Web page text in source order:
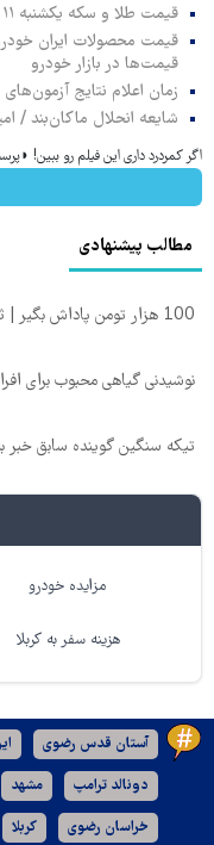
قیمت طلا و سکه یکشنبه ۱۱ مرداد ۱۴۰۵/ ریزش سنگین سکه امامی
قیمت‌ها در بازار خودرو
زمان اعلام نتایج
شایعه انحلال ماکان‌بند /
اگر کمردرد داری این فیلم رو ببین!
مطالب پیشنهادی
100 هزار تومن پاداش بگیر | ثبت نام کن
نوشیدنی گیاهی محبوب برای افراد
تیکه سنگین گوینده سابق خبر
مزایده خودرو
هزینه سفر به کربلا
آستان قدس رضوی
دونالد ترامپ مشهد
خراسان رضوی کربلا